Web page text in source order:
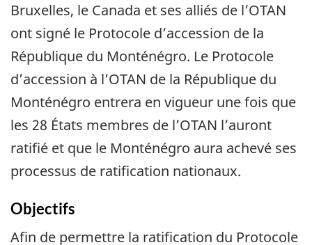
Bruxelles, le Canada et ses alliés de l’OTAN
ont signé le Protocole d’accession de la
République du Monténégro. Le Protocole
d’accession à l’OTAN de la République du
Monténégro entrera en vigueur une fois que
les 28 États membres de l’OTAN l’auront
ratifié et que le Monténégro aura achevé ses
processus de ratification nationaux.
Objectifs
Afin de permettre la ratification du Protocole